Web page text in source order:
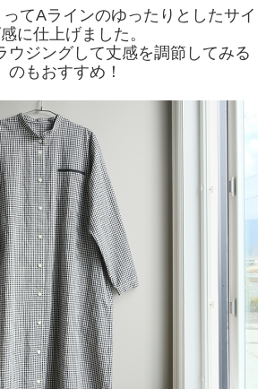
てAラインのゆったりとしたサイ
に仕上げました。
ウジングして丈感を調節してみる
のもおすすめ！